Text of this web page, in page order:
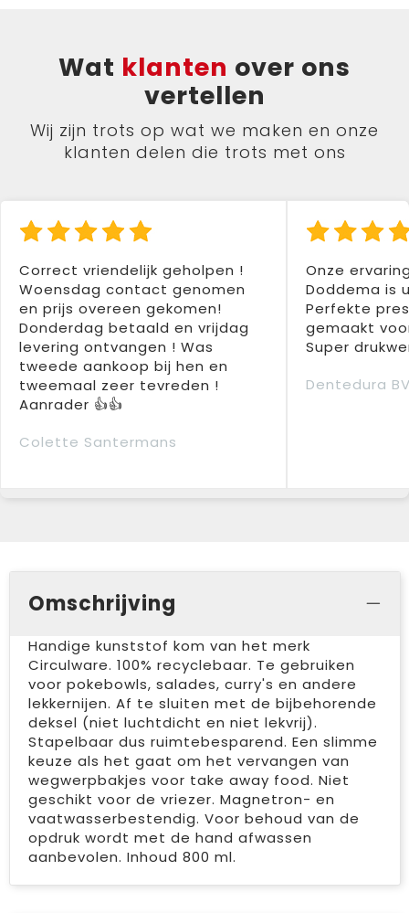
Wat klanten over ons
vertellen
Wij zijn trots op wat we maken en onze
klanten delen die trots met ons
Correct vriendelijk geholpen !
Woensdag contact genomen
en prijs overeen gekomen!
Donderdag betaald en vrijdag
levering ontvangen ! Was
tweede aankoop bij hen en
tweemaal zeer tevreden !
Aanrader 👍👍
Colette Santermans
Onze
Doddema is
Perfekte
gemaakt
Super
Dentedura
Omschrijving
Handige kunststof kom van het merk
Circulware. 100% recyclebaar. Te gebruiken
voor pokebowls, salades, curry's en andere
lekkernijen. Af te sluiten met de bijbehorende
deksel (niet luchtdicht en niet lekvrij).
Stapelbaar dus ruimtebesparend. Een slimme
keuze als het gaat om het vervangen van
wegwerpbakjes voor take away food. Niet
geschikt voor de vriezer. Magnetron- en
vaatwasserbestendig. Voor behoud van de
opdruk wordt met de hand afwassen
aanbevolen. Inhoud 800 ml.